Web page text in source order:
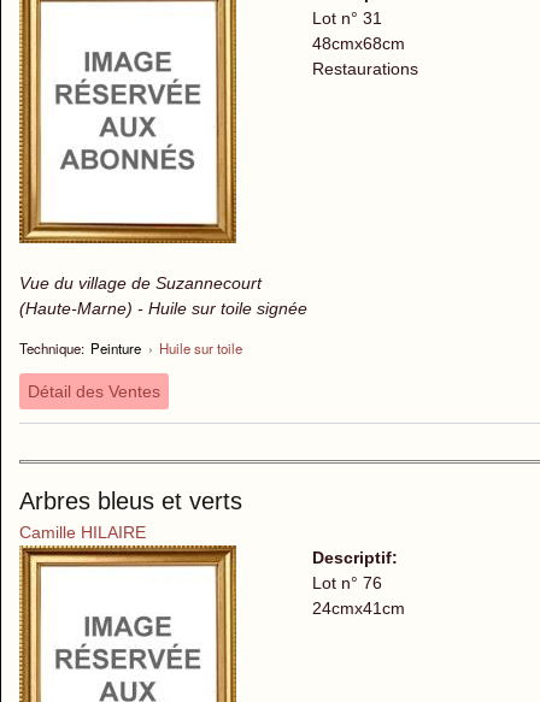
Vue du village de Suzannecourt
(Haute-Marne) - Huile sur toile signée
Technique: Peinture › Huile sur toile
Lot n° 31
48cmx68cm
Restaurations
Détail des Ventes
Arbres bleus et verts
Camille HILAIRE
Descriptif:
Lot n° 76
24cmx41cm